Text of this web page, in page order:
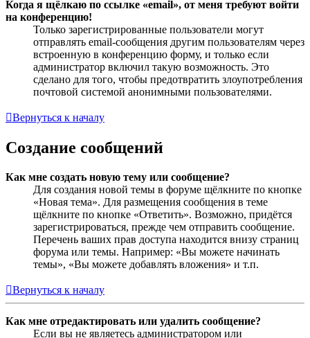
Когда я щёлкаю по ссылке «email», от меня требуют войти
на конференцию!
Только зарегистрированные пользователи могут
отправлять email-сообщения другим пользователям через
встроенную в конференцию форму, и только если
администратор включил такую возможность. Это
сделано для того, чтобы предотвратить злоупотребления
почтовой системой анонимными пользователями.
Вернуться к началу
Создание сообщений
Как мне создать новую тему или сообщение?
Для создания новой темы в форуме щёлкните по кнопке
«Новая тема». Для размещения сообщения в теме
щёлкните по кнопке «Ответить». Возможно, придётся
зарегистрироваться, прежде чем отправить сообщение.
Перечень ваших прав доступа находится внизу страниц
форума или темы. Например: «Вы можете начинать
темы», «Вы можете добавлять вложения» и т.п.
Вернуться к началу
Как мне отредактировать или удалить сообщение?
Если вы не являетесь администратором или